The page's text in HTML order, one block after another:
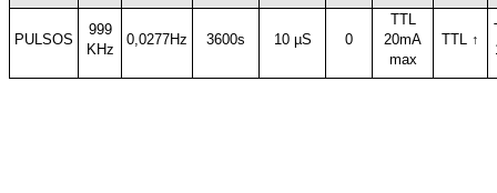
PULSOS
999
KHz
0,0277Hz 3600s 10 µS 0
TTL
20mA
max
TTL ↑